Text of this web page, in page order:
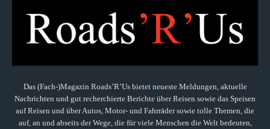
Das (Fach-)Magazin Roads’R’Us bietet neueste Meldungen, aktuelle
Nachrichten und gut recherchierte Berichte über Reisen sowie das Speisen
auf Reisen und über Autos, Motor- und Fahrräder sowie tolle Themen, die
auf, an und abseits der Wege, die für viele Menschen die Welt bedeuten,